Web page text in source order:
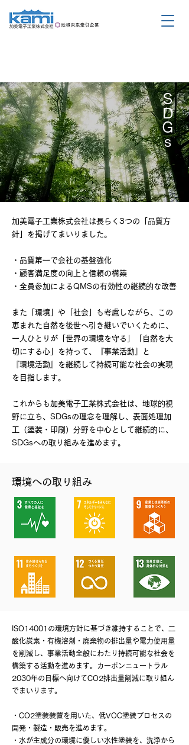
ＳＤＧｓ
加美電子工業株式会社は長らく3つの「品質方
針」を掲げてまいりました。
・品質第一で会社の基盤強化
・顧客満足度の向上と信頼の構築
・全員参加によるQMSの有効性の継続的な改善
また「環境」や「社会」も考慮しながら、この
恵まれた自然を後世へ引き継いでいくために、
ー人ひとりが「世界の環境を守る」「自然を大
切にする心」を持って、『事業活動』と
『環境活勤』を継続して持続可能な社会の実現
を目指します。
これからも加美電子工業株式会社は、地球的視
野に立ち、SDGsの理念を理解し、表面処理加
工（塗装・印刷）分野を中心として継続的に、
SDGsへの取り組みを進めます。
環境への取り組み
ISO14001の環境方針に基づき維持することで、二
酸化炭素・有機溶剤・廃棄物の排出量や電力使用量
を削減し、事業活動全般にわたり持続可能な社会を
構築する活動を進めます。カーボンニュートラル
2030年の目標へ向けてCO2排出量削減に取り組ん
でまいります。
・CO2塗装装置を用いた、低VOC塗装プロセスの
開発・製造・販売を進めます。
・水が主成分の環境に優しい水性塗装を、洗浄から